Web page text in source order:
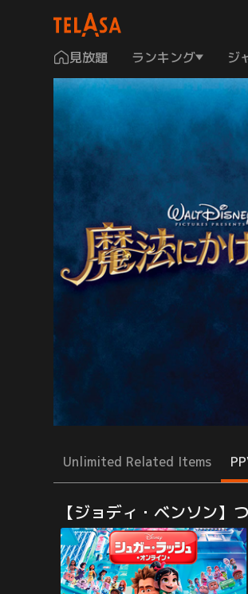
見放題 ランキング ジ
Unlimited Related Items
【ジョディ・ベンソン】